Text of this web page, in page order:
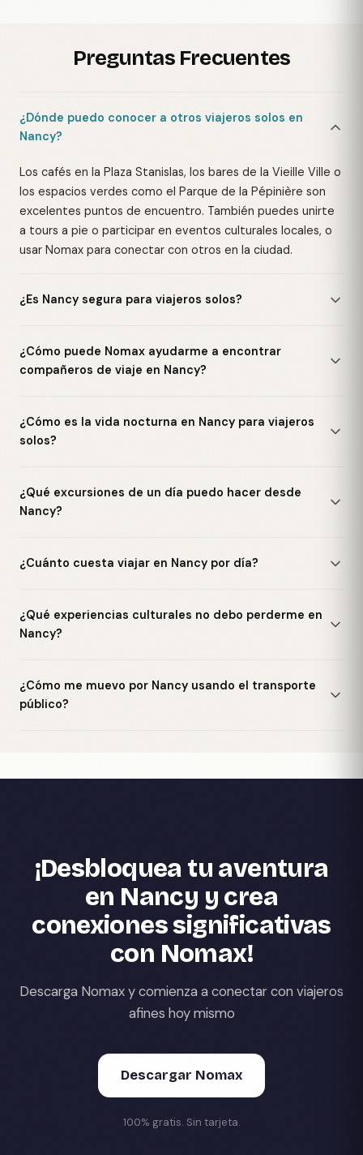
Preguntas Frecuentes
¿Dónde puedo conocer a otros viajeros solos en
Nancy?
Los cafés en la Plaza Stanislas, los bares de la Vieille Ville o
los espacios verdes como el Parque de la Pépinière son
excelentes puntos de encuentro. También puedes unirte
a tours a pie o participar en eventos culturales locales, o
usar Nomax para conectar con otros en la ciudad.
¿Es Nancy segura para viajeros solos?
¿Cómo puede Nomax ayudarme a encontrar
compañeros de viaje en Nancy?
¿Cómo es la vida nocturna en Nancy para viajeros
solos?
¿Qué excursiones de un día puedo hacer desde
Nancy?
¿Cuánto cuesta viajar en Nancy por día?
¿Qué experiencias culturales no debo perderme en
Nancy?
¿Cómo me muevo por Nancy usando el transporte
público?
¡Desbloquea tu aventura
en Nancy y crea
conexiones significativas
con Nomax!
Descarga Nomax y comienza a conectar con viajeros
afines hoy mismo
Descargar Nomax
100% gratis. Sin tarjeta.